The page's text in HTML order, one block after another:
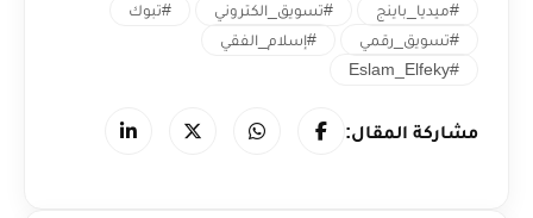
#ميديا_باينج #تسويق_الكتروني
#تبوك
#تسويق_رقمي
#إسلام_الفقي
#Eslam_Elfeky
مشاركة المقال: